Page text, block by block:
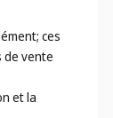
ces
de vente
et la